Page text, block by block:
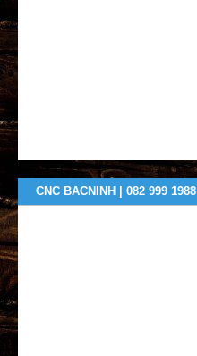
CNC BACNINH | 082 999 1988